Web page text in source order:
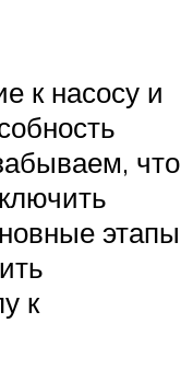
к насосу и
что
этапы
к